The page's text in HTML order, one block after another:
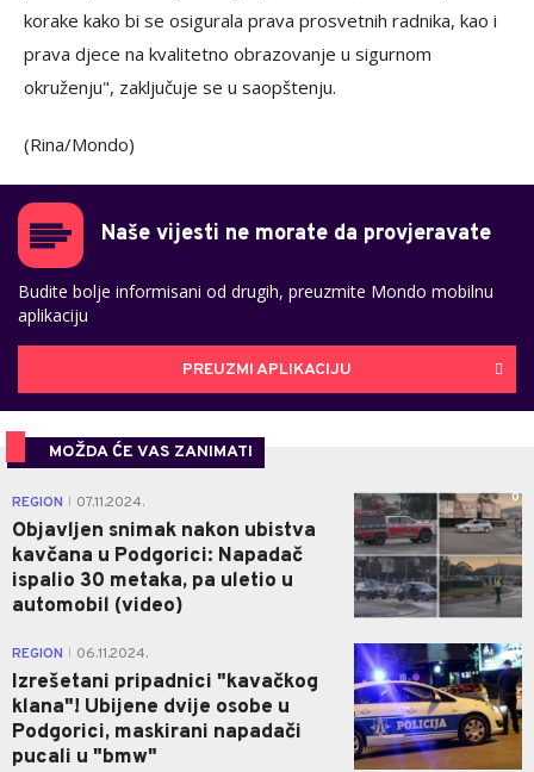
korake kako bi se osigurala prava prosvetnih radnika, kao i
prava djece na kvalitetno obrazovanje u sigurnom
okruženju", zaključuje se u saopštenju.
(Rina/Mondo)
Naše vijesti ne morate da provjeravate
Budite bolje informisani od drugih, preuzmite Mondo mobilnu
aplikaciju
PREUZMI APLIKACIJU
MOŽDA ĆE VAS ZANIMATI
REGION 07.11.2024.
Objavljen snimak nakon ubistva
kavčana u Podgorici: Napadač
ispalio 30 metaka, pa uletio u
automobil (video)
0
REGION 06.11.2024.
Izrešetani pripadnici "kavačkog
klana"! Ubijene dvije osobe u
Podgorici, maskirani napadači
pucali u "bmw"
0